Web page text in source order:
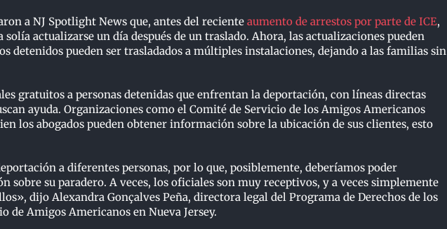
a NJ Spotlight News que, antes del reciente aumento de arrestos por parte de ICE,
actualizarse un día después de un traslado. Ahora, las actualizaciones pueden
detenidos pueden ser trasladados a múltiples instalaciones, dejando a las familias sin
gratuitos a personas detenidas que enfrentan la deportación, con líneas directas
ayuda. Organizaciones como el Comité de Servicio de los Amigos Americanos
los abogados pueden obtener información sobre la ubicación de sus clientes, esto
a diferentes personas, por lo que, posiblemente, deberíamos poder
su paradero. A veces, los oficiales son muy receptivos, y a veces simplemente
dijo Alexandra Gonçalves Peña, directora legal del Programa de Derechos de los
de Amigos Americanos en Nueva Jersey.